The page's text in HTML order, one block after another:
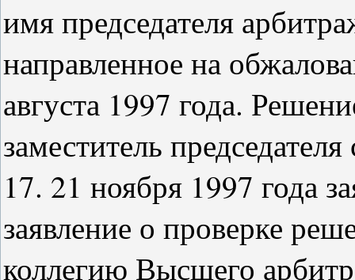
имя председателя
направленное на
августа 1997 года.
заместитель
17. 21 ноября 1997 года
заявление о проверке
коллегию Высшего